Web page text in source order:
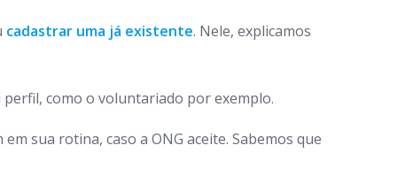
cadastrar uma já existente. Nele, explicamos
perfil, como o voluntariado por exemplo.
sua rotina, caso a ONG aceite. Sabemos que